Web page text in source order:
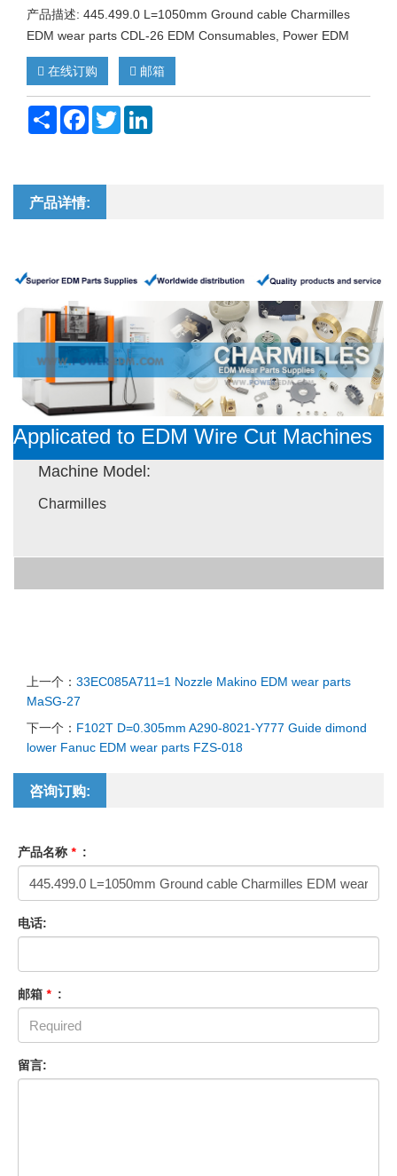
产品描述: 445.499.0 L=1050mm Ground cable Charmilles
EDM wear parts CDL-26 EDM Consumables, Power EDM
在线订购 邮箱
Share FacebookTwitter
产品详情:
Applicated to EDM Wire Cut Machines
Machine Model:
Charmilles
上一个： 33EC085A711=1 Nozzle Makino EDM wear parts
MaSG-27
下一个： F102T D=0.305mm A290-8021-Y777 Guide dimond
lower Fanuc EDM wear parts FZS-018
咨询订购:
产品名称 * :
电话:
邮箱 * :
留言: